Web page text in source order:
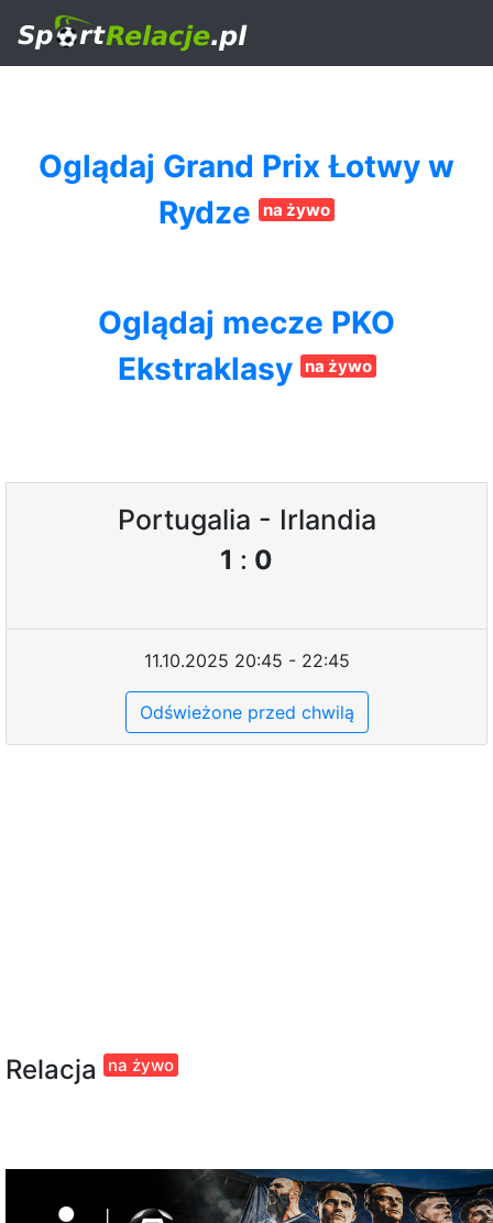
Oglądaj Grand Prix Łotwy w
Rydze
na żywo
Oglądaj mecze PKO
Ekstraklasy
na żywo
Portugalia - Irlandia
1 : 0
11.10.2025 20:45 - 22:45
Odświeżone przed chwilą
Relacja na żywo